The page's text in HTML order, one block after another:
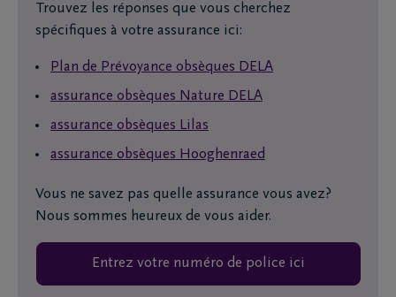
Trouvez les réponses que vous cherchez
spécifiques à votre assurance ici:
Plan de Prévoyance obsèques DELA
assurance obsèques Nature DELA
assurance obsèques Lilas
assurance obsèques Hooghenraed
Vous ne savez pas quelle assurance vous avez?
Nous sommes heureux de vous aider.
Entrez votre numéro de police ici